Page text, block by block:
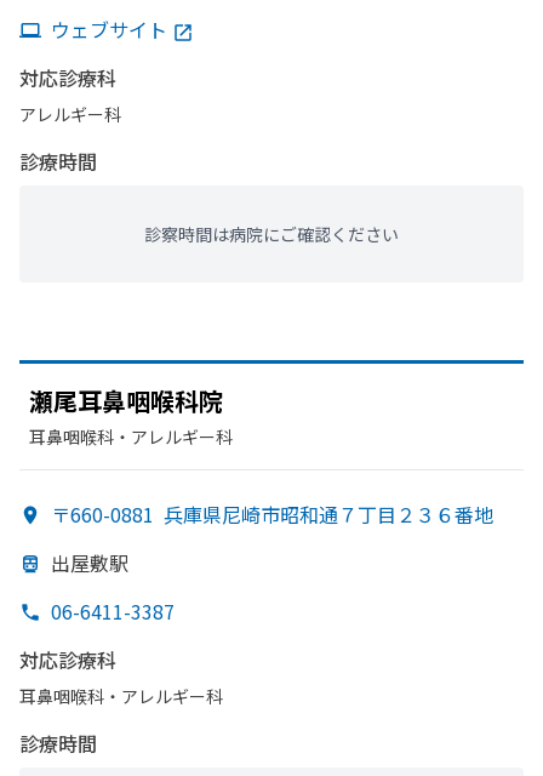
ウェブサイト
対応診療科
アレルギー科
診療時間
診察時間は病院にご確認ください
瀬尾耳鼻咽喉科院
耳鼻咽喉科・​アレルギー科
〒660-0881 兵庫県尼崎市昭和通７丁目２３６番地
出屋敷駅
06-6411-3387
対応診療科
耳鼻咽喉科・​アレルギー科
診療時間